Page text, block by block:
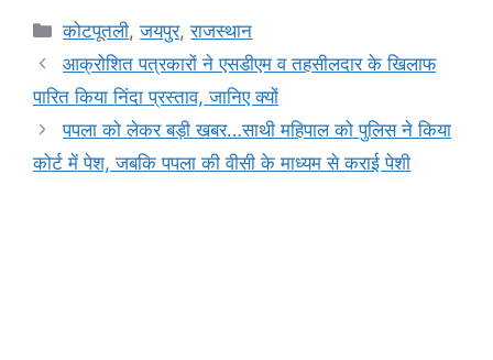
c
e
b
o
o
at
s
A
p
p
s
s
e
n
g
e
gr
a
m
y
n
k
e
Categories
कोटपूतली,जयपुर,राजस्थान
आक्रोशित पत्रकारों ने एसडीएम व तहसीलदार के खिलाफ
पारित किया निंदा प्रस्ताव, जानिए क्यों
पपला को लेकर बड़ी खबर…साथी महिपाल को पुलिस ने किया
कोर्ट में पेश, जबकि पपला की वीसी के माध्यम से कराई पेशी